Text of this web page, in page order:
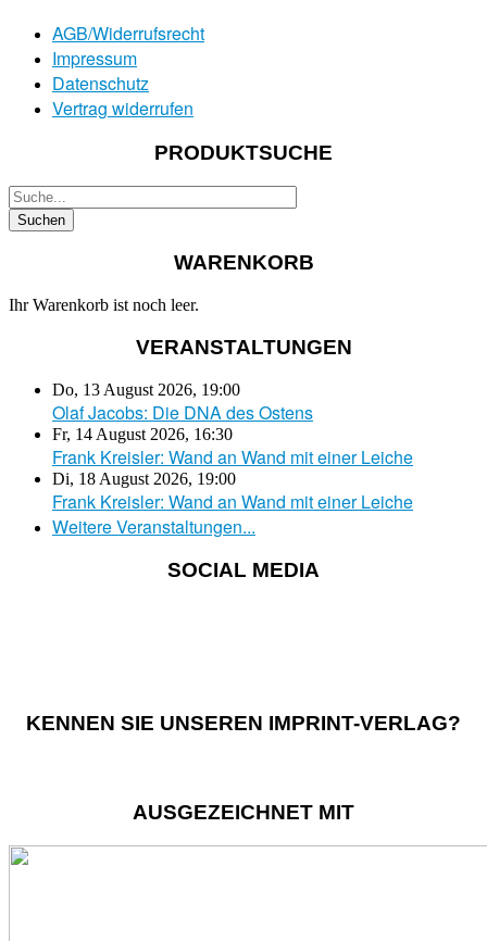
AGB/Widerrufsrecht
Impressum
Datenschutz
Vertrag widerrufen
PRODUKTSUCHE
WARENKORB
Ihr Warenkorb ist noch leer.
VERANSTALTUNGEN
Do, 13 August 2026, 19:00
Olaf Jacobs: Die DNA des Ostens
Fr, 14 August 2026, 16:30
Frank Kreisler: Wand an Wand mit einer Leiche
Di, 18 August 2026, 19:00
Frank Kreisler: Wand an Wand mit einer Leiche
Weitere Veranstaltungen...
SOCIAL MEDIA
KENNEN SIE UNSEREN IMPRINT-VERLAG?
AUSGEZEICHNET MIT